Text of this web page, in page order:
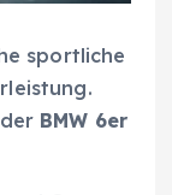
sportliche
BMW 6er